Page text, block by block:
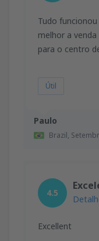
Paulo
Brazil,
Tudo
melhor a
para o centro
Útil
4.5
Excellent